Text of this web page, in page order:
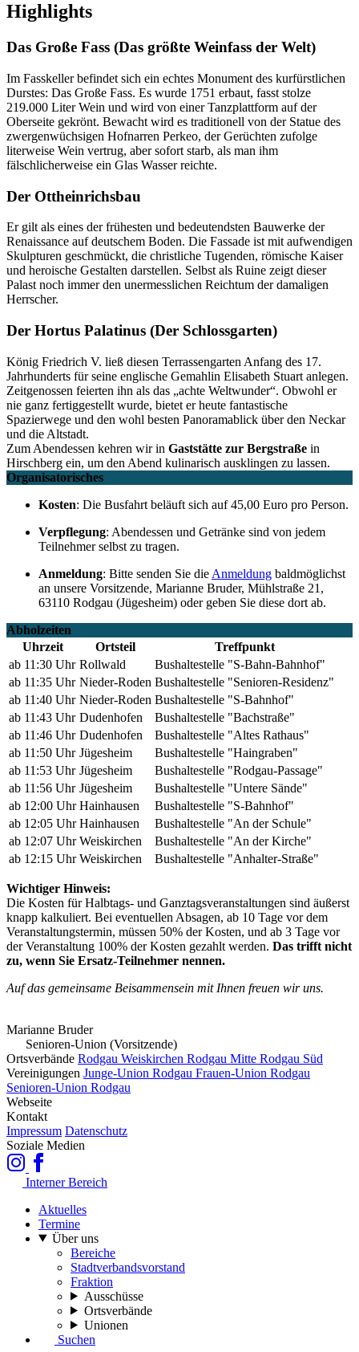
Highlights
Das Große Fass (Das größte Weinfass der Welt)
Im Fasskeller befindet sich ein echtes Monument des kurfürstlichen
Durstes: Das Große Fass. Es wurde 1751 erbaut, fasst stolze
219.000 Liter Wein und wird von einer Tanzplattform auf der
Oberseite gekrönt. Bewacht wird es traditionell von der Statue des
zwergenwüchsigen Hofnarren Perkeo, der Gerüchten zufolge
literweise Wein vertrug, aber sofort starb, als man ihm
fälschlicherweise ein Glas Wasser reichte.
Der Ottheinrichsbau
Er gilt als eines der frühesten und bedeutendsten Bauwerke der
Renaissance auf deutschem Boden. Die Fassade ist mit aufwendigen
Skulpturen geschmückt, die christliche Tugenden, römische Kaiser
und heroische Gestalten darstellen. Selbst als Ruine zeigt dieser
Palast noch immer den unermesslichen Reichtum der damaligen
Herrscher.
Der Hortus Palatinus (Der Schlossgarten)
König Friedrich V. ließ diesen Terrassengarten Anfang des 17.
Jahrhunderts für seine englische Gemahlin Elisabeth Stuart anlegen.
Zeitgenossen feierten ihn als das „achte Weltwunder“. Obwohl er
nie ganz fertiggestellt wurde, bietet er heute fantastische
Spazierwege und den wohl besten Panoramablick über den Neckar
und die Altstadt.
Zum Abendessen kehren wir in Gaststätte zur Bergstraße in
Hirschberg ein, um den Abend kulinarisch ausklingen zu lassen.
Organisatorisches
Kosten: Die Busfahrt beläuft sich auf 45,00 Euro pro Person.
Verpflegung: Abendessen und Getränke sind von jedem
Teilnehmer selbst zu tragen.
Anmeldung: Bitte senden Sie die Anmeldung baldmöglichst
an unsere Vorsitzende, Marianne Bruder, Mühlstraße 21,
63110 Rodgau (Jügesheim) oder geben Sie diese dort ab.
Abholzeiten
Uhrzeit
Ortsteil
Treffpunkt
ab 11:30 Uhr Rollwald
Bushaltestelle "S-Bahn-Bahnhof"
ab 11:35 Uhr Nieder-Roden Bushaltestelle "Senioren-Residenz"
ab 11:40 Uhr Nieder-Roden Bushaltestelle "S-Bahnhof"
ab 11:43 Uhr Dudenhofen
Bushaltestelle "Bachstraße"
ab 11:46 Uhr Dudenhofen
Bushaltestelle "Altes Rathaus"
ab 11:50 Uhr Jügesheim
Bushaltestelle "Haingraben"
ab 11:53 Uhr Jügesheim
Bushaltestelle "Rodgau-Passage"
ab 11:56 Uhr Jügesheim
Bushaltestelle "Untere Sände"
ab 12:00 Uhr Hainhausen
Bushaltestelle "S-Bahnhof"
ab 12:05 Uhr Hainhausen
Bushaltestelle "An der Schule"
ab 12:07 Uhr Weiskirchen
Bushaltestelle "An der Kirche"
ab 12:15 Uhr Weiskirchen Bushaltestelle "Anhalter-Straße"
Wichtiger Hinweis:
Die Kosten für Halbtags- und Ganztagsveranstaltungen sind äußerst
knapp kalkuliert. Bei eventuellen Absagen, ab 10 Tage vor dem
Veranstaltungstermin, müssen 50% der Kosten, und ab 3 Tage vor
der Veranstaltung 100% der Kosten gezahlt werden. Das trifft nicht
zu, wenn Sie Ersatz-Teilnehmer nennen.
Auf das gemeinsame Beisammensein mit Ihnen freuen wir uns.
Marianne Bruder
Senioren-Union (Vorsitzende)
Ortsverbände Rodgau Weiskirchen Rodgau Mitte Rodgau Süd
Vereinigungen Junge-Union Rodgau Frauen-Union Rodgau
Senioren-Union Rodgau
Webseite
Kontakt
Impressum Datenschutz
Soziale Medien
Interner Bereich
Aktuelles
Termine
Über uns
Bereiche
Stadtverbandsvorstand
Fraktion
Ausschüsse
Ortsverbände
Unionen
Suchen